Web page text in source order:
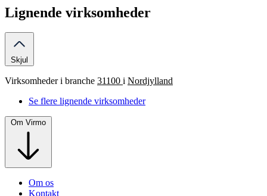
Lignende virksomheder
Skjul
Virksomheder i branche 31100 i Nordjylland
Se flere lignende virksomheder
Om Virmo
Om os
Kontakt